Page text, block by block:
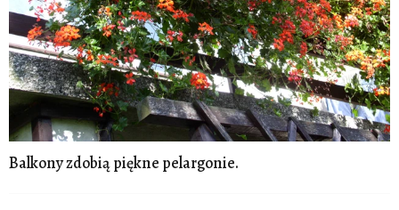
Balkony zdobią piękne pelargonie.